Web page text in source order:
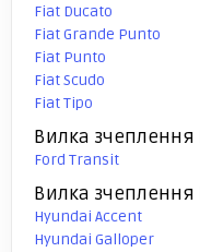
Fiat Ducato
Fiat Grande Punto
Fiat Punto
Fiat Scudo
Fiat Tipo
Вилка зчеплення
Ford Transit
Вилка зчеплення
Hyundai Accent
Hyundai Galloper